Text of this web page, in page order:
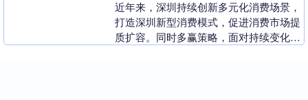
近年来，深圳持续创新多元化消费场景，
打造深圳新型消费模式，促进消费市场提
质扩容。同时多赢策略，面对持续变化的